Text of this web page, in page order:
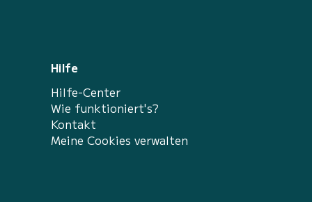
Hilfe
Hilfe-Center
Wie funktioniert's?
Kontakt
Meine Cookies verwalten